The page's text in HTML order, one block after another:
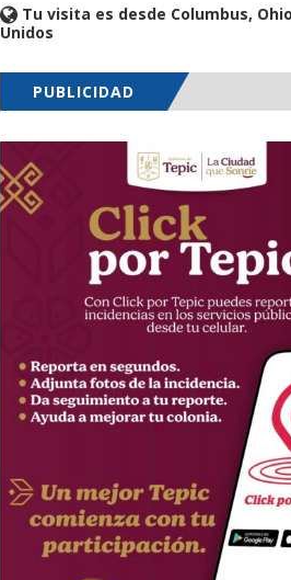
Tu visita es desde Columbus,
Unidos
PUBLICIDAD